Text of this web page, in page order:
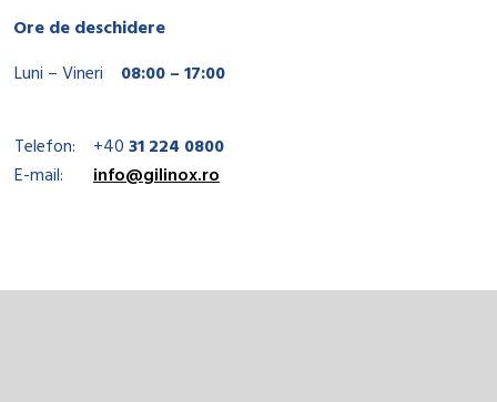
Ore de deschidere
Luni – Vineri
08:00 – 17:00
Telefon: +4031 224 0800
E-mail:
info@gilinox.ro